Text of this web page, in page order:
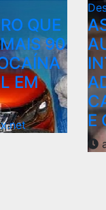
QUE
90
EM
E